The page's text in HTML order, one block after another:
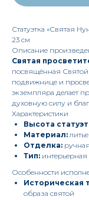
Статуэтка «Святая
23 см
Описание
Святая
посвящённая
подвижнице и
экземпляра делает
духовную силу и
Характеристики
Высота
Материал:
Отделка:
Тип: интерьерная
Особенности
Историческая
образа святой